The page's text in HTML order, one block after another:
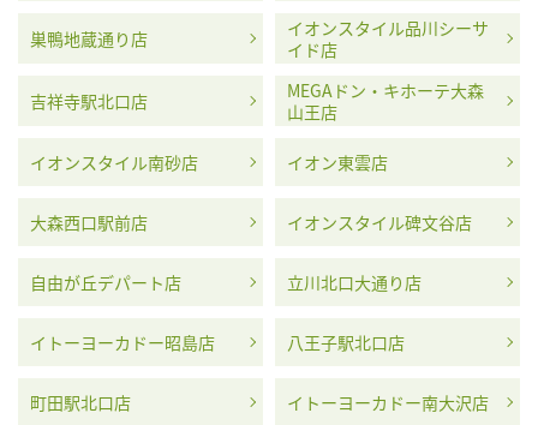
巣鴨地蔵通り店
イオンスタイル品川シーサ
イド店
吉祥寺駅北口店
MEGAドン・キホーテ大森
山王店
イオンスタイル南砂店 イオン東雲店
大森西口駅前店 イオンスタイル碑文谷店
自由が丘デパート店 立川北口大通り店
イトーヨーカドー昭島店 八王子駅北口店
町田駅北口店 イトーヨーカドー南大沢店